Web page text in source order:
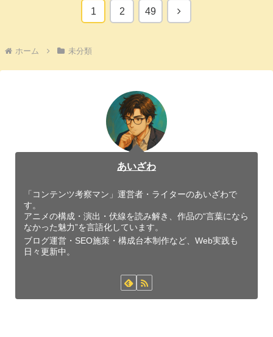
1 2 49 次
ホーム 未分類
あいざわ
「コンテンツ考察マン」運営者・ライターのあいざわで
す。
アニメの構成・演出・伏線を読み解き、作品の“言葉になら
なかった魅力”を言語化しています。
ブログ運営・SEO施策・構成台本制作など、Web実践も
日々更新中。